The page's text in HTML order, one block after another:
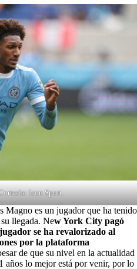
Icon Sport.
Magno es un jugador que ha tenido
llegada. New York City pagó
se ha revalorizado al
por la plataforma
de que su nivel en la actualidad
años lo mejor está por venir, por lo